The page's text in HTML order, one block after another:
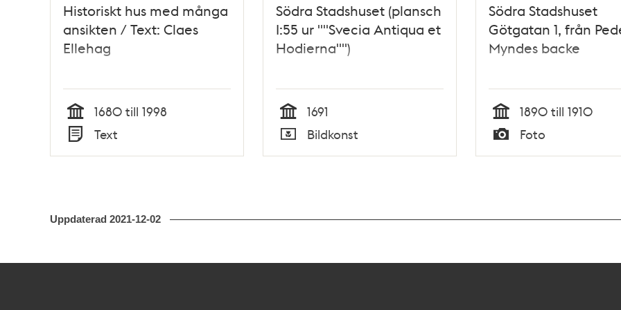
Historiskt hus med många
ansikten / Text: Claes
Ellehag
Tid
1680 till 1998
Text
Södra Stadshuset (plansch
I:55 ur ""Svecia Antiqua et
Hodierna"")
Tid
1691
Bildkonst
Södra Stadshuset
Götgatan 1, från
Myndes backe
Tid
1890 till 1910
Foto
Uppdaterad 2021-12-02